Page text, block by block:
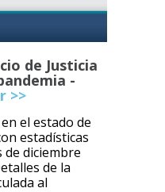
de Justicia
-
>>
el estado de
estadísticas
de diciembre
de la
al